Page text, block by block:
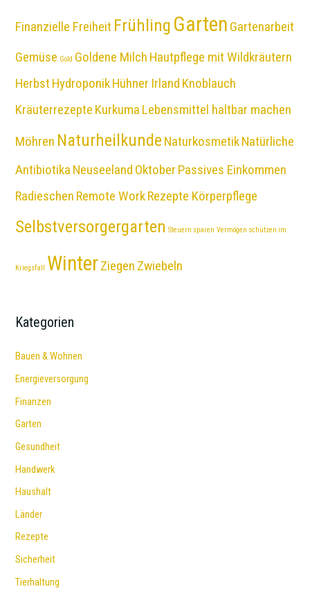
Finanzielle Freiheit Frühling Garten Gartenarbeit
Gemüse Gold Goldene Milch Hautpflege mit Wildkräutern
Herbst HydroponikHühner Irland Knoblauch
Kräuterrezepte Kurkuma Lebensmittel haltbar machen
Möhren NaturheilkundeNaturkosmetikNatürliche
Antibiotika Neuseeland Oktober Passives Einkommen
Radieschen Remote WorkRezepte Körperpflege
Selbstversorgergarten Steuern sparen Vermögen schützen im
Kriegsfall WinterZiegen Zwiebeln
Kategorien
Bauen & Wohnen
Energieversorgung
Finanzen
Garten
Gesundheit
Handwerk
Haushalt
Länder
Rezepte
Sicherheit
Tierhaltung